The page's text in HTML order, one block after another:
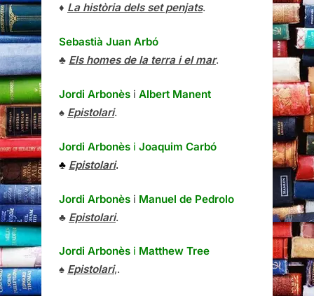
♦ La història dels set penjats.
Sebastià Juan Arbó
♣ Els homes de la terra i el mar.
Jordi Arbonès i Albert Manent
♠ Epistolari.
Jordi Arbonès i Joaquim Carbó
♣ Epistolari.
Jordi Arbonès i Manuel de Pedrolo
♣ Epistolari.
Jordi Arbonès i Matthew Tree
♠ Epistolari,.